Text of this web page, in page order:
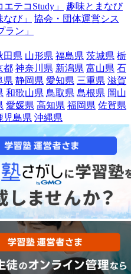
テコStudy」
趣味とまなび
び」
協会・団体運営シス
ン」
田県 山形県 福島県 茨城県 栃
都 神奈川県 新潟県 富山県 石
県 静岡県 愛知県 三重県 滋賀
和歌山県 鳥取県 島根県 岡山
愛媛県 高知県 福岡県 佐賀県
児島県 沖縄県